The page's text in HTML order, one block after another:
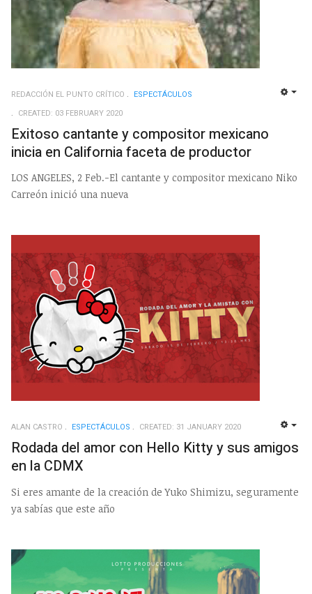
REDACCIÓN EL PUNTO CRÍTICO
ESPECTÁCULOS
CREATED: 03 FEBRUARY 2020
Exitoso cantante y compositor mexicano
inicia en California faceta de productor
LOS ANGELES, 2 Feb.-El cantante y compositor mexicano Niko
Carreón inició una nueva
ALAN CASTRO ESPECTÁCULOS CREATED: 31 JANUARY 2020
Rodada del amor con Hello Kitty y sus amigos
en la CDMX
Si eres amante de la creación de Yuko Shimizu, seguramente
ya sabías que este año